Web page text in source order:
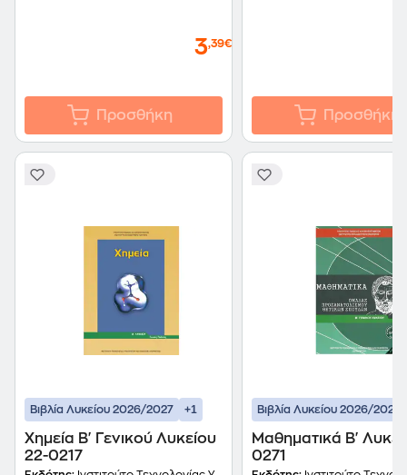
3,39€
Προσθήκη Προσθήκη
Βιβλία Λυκείου 2026/2027 +1
Χημεία Β' Γενικού Λυκείου
22-0217
Βιβλία Λυκείου 2026/2027
Μαθηματικά Β'
0271